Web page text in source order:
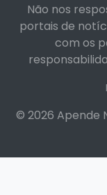
Não nos
portais de
com os
© 2026 Apende